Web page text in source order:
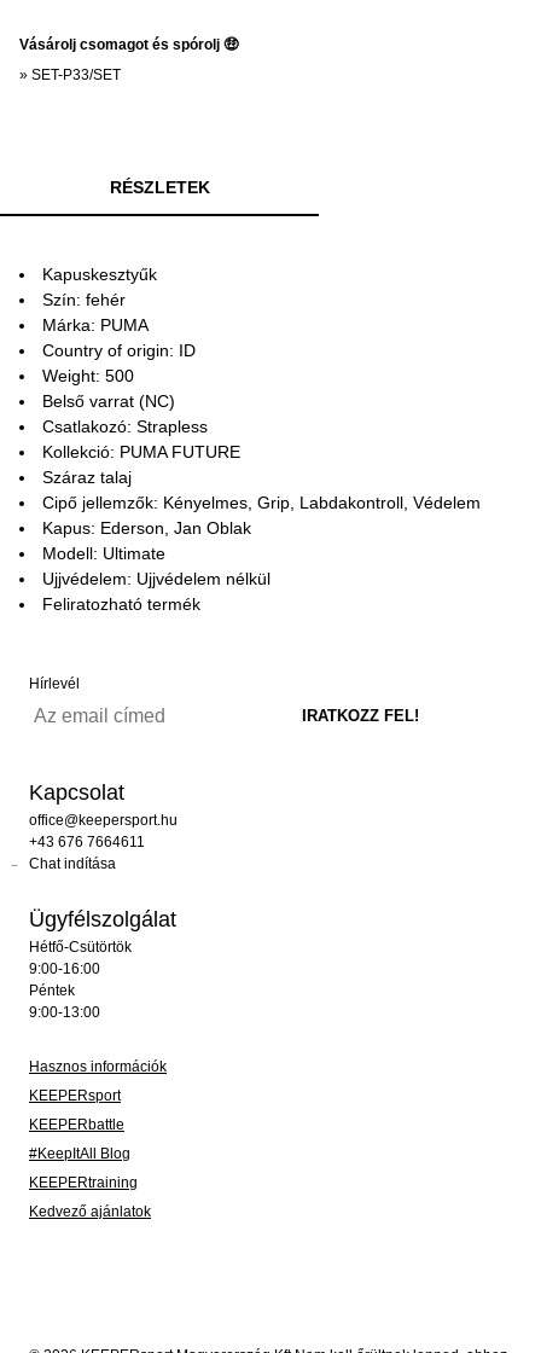
Vásárolj csomagot és spórolj 🤑
» SET-P33/SET
RÉSZLETEK
Kapuskesztyűk
Szín: fehér
Márka: PUMA
Country of origin: ID
Weight: 500
Belső varrat (NC)
Csatlakozó: Strapless
Kollekció: PUMA FUTURE
Száraz talaj
Cipő jellemzők: Kényelmes, Grip, Labdakontroll, Védelem
Kapus: Ederson, Jan Oblak
Modell: Ultimate
Ujjvédelem: Ujjvédelem nélkül
Feliratozható termék
Hírlevél
Kapcsolat
office@keepersport.hu
+43 676 7664611
Chat indítása
Ügyfélszolgálat
Hétfő-Csütörtök
9:00-16:00
Péntek
9:00-13:00
Hasznos információk
KEEPERsport
KEEPERbattle
#KeepItAll Blog
KEEPERtraining
Kedvező ajánlatok